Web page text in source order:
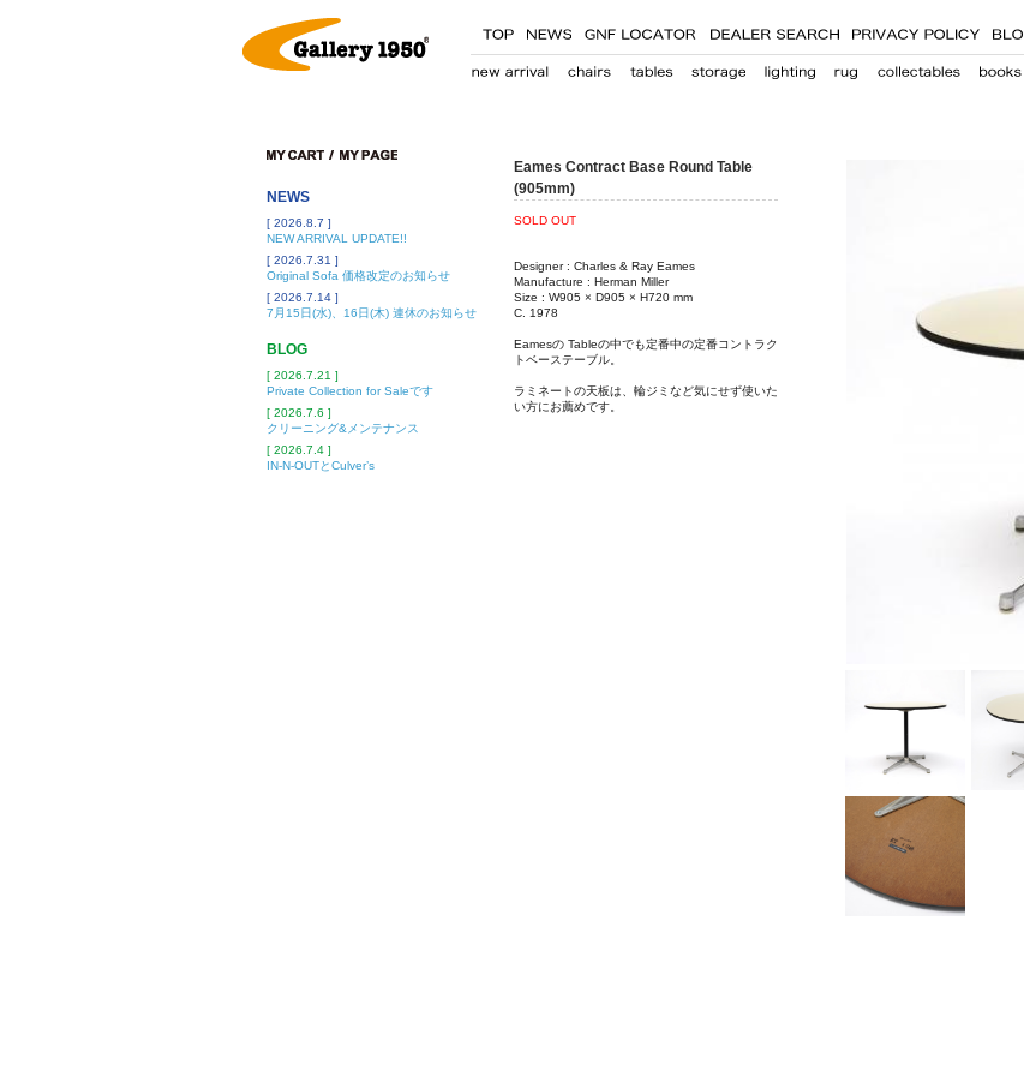
NEWS
[ 2026.8.7 ]
NEW ARRIVAL UPDATE!!
[ 2026.7.31 ]
Original Sofa 価格改定のお知らせ
[ 2026.7.14 ]
7月15日(水)、16日(木) 連休のお知らせ
BLOG
[ 2026.7.21 ]
Private Collection for Saleです
[ 2026.7.6 ]
クリーニング&メンテナンス
[ 2026.7.4 ]
IN-N-OUTとCulver’s
Eames Contract Base Round Table
(905mm)
SOLD OUT
Designer : Charles & Ray Eames
Manufacture : Herman Miller
Size : W905 × D905 × H720 mm
C. 1978
Eamesの Tableの中でも定番中の定番コントラク
トベーステーブル。
ラミネートの天板は、輪ジミなど気にせず使いた
い方にお薦めです。